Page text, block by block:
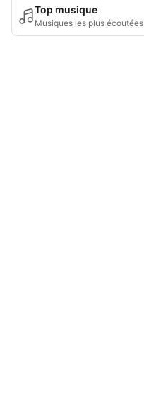
Top musique
Musiques les plus écoutées